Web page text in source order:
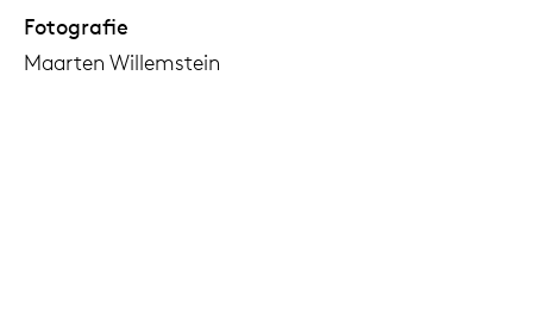
Fotografie
Maarten Willemstein